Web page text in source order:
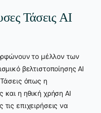
Τάσεις AI
το μέλλον των
βελτιστοποίησης AI
όπως η
και η ηθική χρήση AI
επιχειρήσεις να